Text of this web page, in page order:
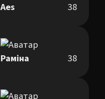
Aes 38
Раміна 38